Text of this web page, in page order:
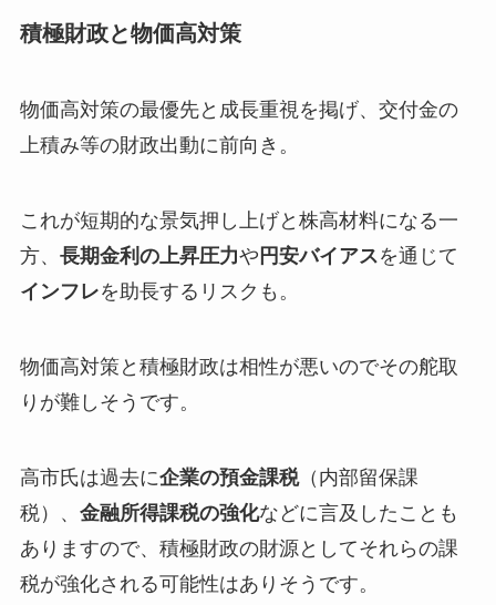
積極財政と物価高対策
物価高対策の最優先と成長重視を掲げ、交付金の
上積み等の財政出動に前向き。
これが短期的な景気押し上げと株高材料になる一
方、 長期金利の上昇圧力や 円安バイアスを通じて
インフレを助長するリスクも。
物価高対策と積極財政は相性が悪いのでその舵取
りが難しそうです。
高市氏は過去に企業の預金課税（内部留保課
税）、 金融所得課税の強化などに言及したことも
ありますので、積極財政の財源としてそれらの課
税が強化される可能性はありそうです。